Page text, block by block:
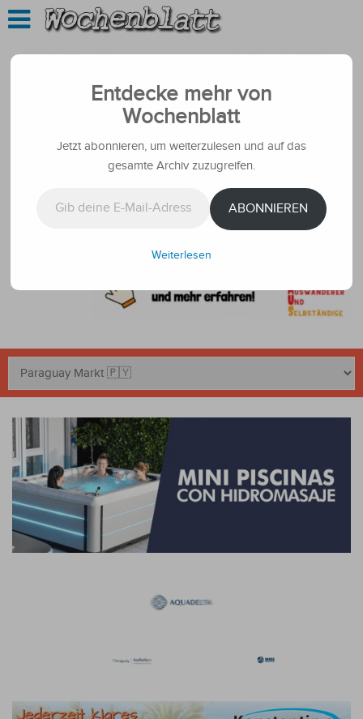
Entdecke mehr von
Wochenblatt
Jetzt abonnieren, um weiterzulesen und auf das
gesamte Archiv zuzugreifen.
ABONNIEREN
Weiterlesen